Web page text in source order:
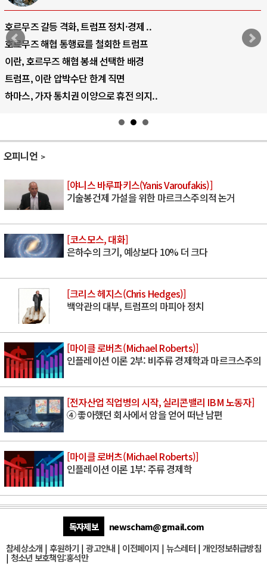
중국 AI, 저가 공세로 글로벌 토큰 시..
AI 국부펀드 구상 놓고 미국 진보진영 ..
AI 데이터센터 반대 투쟁은 새로운 글로..
AI의 숨은 환경 비용: 데이터센터 확산..
AI는 어떻게 미국 민주주의를 잠식하고 ..
오피니언
[야니스 바루파키스(Yanis Varoufakis)]
기술봉건제 가설을 위한 마르크스주의적 논거
[코스모스, 대화]
은하수의 크기, 예상보다 10% 더 크다
[크리스 헤지스(Chris Hedges)]
백악관의 대부, 트럼프의 마피아 정치
[마이클 로버츠(Michael Roberts)]
인플레이션 이론 2부: 비주류 경제학과 마르크스주의
[전자산업 직업병의 시작, 실리콘밸리 IBM 노동자]
④ 좋아했던 회사에서 암을 얻어 떠난 남편
[마이클 로버츠(Michael Roberts)]
인플레이션 이론 1부: 주류 경제학
독자제보
newscham@gmail.com
참세상소개 | 후원하기 |광고안내 | 이전페이지 | 뉴스레터| 개인정보취급방침
| 청소년 보호책임:홍석만